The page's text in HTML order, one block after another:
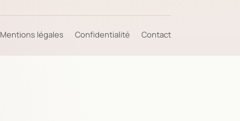
Mentions légales Confidentialité Contact